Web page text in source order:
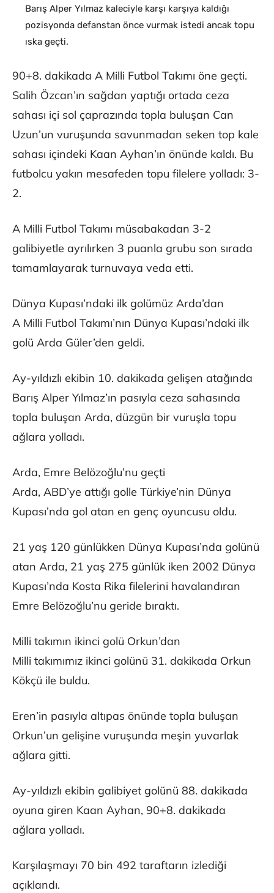
Barış Alper Yılmaz kaleciyle karşı karşıya kaldığı
pozisyonda defanstan önce vurmak istedi ancak topu
ıska geçti.
90+8. dakikada A Milli Futbol Takımı öne geçti.
Salih Özcan’ın sağdan yaptığı ortada ceza
sahası içi sol çaprazında topla buluşan Can
Uzun’un vuruşunda savunmadan seken top kale
sahası içindeki Kaan Ayhan’ın önünde kaldı. Bu
futbolcu yakın mesafeden topu filelere yolladı: 3-
2.
A Milli Futbol Takımı müsabakadan 3-2
galibiyetle ayrılırken 3 puanla grubu son sırada
tamamlayarak turnuvaya veda etti.
Dünya Kupası’ndaki ilk golümüz Arda’dan
A Milli Futbol Takımı’nın Dünya Kupası’ndaki ilk
golü Arda Güler’den geldi.
Ay-yıldızlı ekibin 10. dakikada gelişen atağında
Barış Alper Yılmaz’ın pasıyla ceza sahasında
topla buluşan Arda, düzgün bir vuruşla topu
ağlara yolladı.
Arda, Emre Belözoğlu’nu geçti
Arda, ABD’ye attığı golle Türkiye’nin Dünya
Kupası’nda gol atan en genç oyuncusu oldu.
21 yaş 120 günlükken Dünya Kupası’nda golünü
atan Arda, 21 yaş 275 günlük iken 2002 Dünya
Kupası’nda Kosta Rika filelerini havalandıran
Emre Belözoğlu’nu geride bıraktı.
Milli takımın ikinci golü Orkun’dan
Milli takımımız ikinci golünü 31. dakikada Orkun
Kökçü ile buldu.
Eren’in pasıyla altıpas önünde topla buluşan
Orkun’un gelişine vuruşunda meşin yuvarlak
ağlara gitti.
Ay-yıldızlı ekibin galibiyet golünü 88. dakikada
oyuna giren Kaan Ayhan, 90+8. dakikada
ağlara yolladı.
Karşılaşmayı 70 bin 492 taraftarın izlediği
açıklandı.